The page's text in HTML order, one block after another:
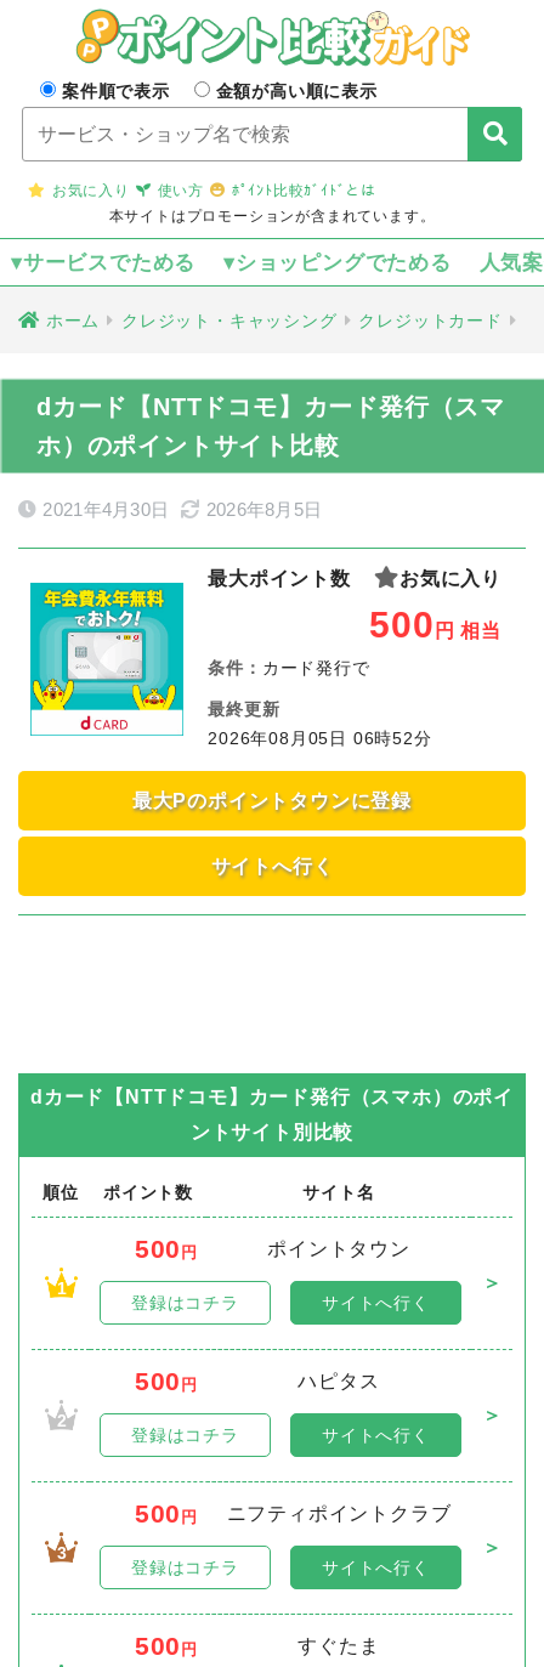
案件順で表示 金額が高い順に表示
お気に入り 使い方
ﾎﾟｲﾝﾄ比較ｶﾞｲﾄﾞとは
本サイトはプロモーションが含まれています。
▾サービスでためる ▾ショッピングでためる 人気
ホーム クレジット・キャッシング クレジットカード
dカード【NTTドコモ】カード発行（スマ
ホ）のポイントサイト比較
2021年4月30日 2026年8月5日
最大ポイント数 お気に入り
500 円 相当
条件： カード発行で
最終更新
2026年08月05日 06時52分
最大Pのポイントタウンに登録
サイトへ行く
dカード【NTTドコモ】カード発行（スマホ） のポイ
ントサイト別比較
順位 ポイント数 サイト名
1
500 円
ポイントタウン
＞
登録はコチラ サイトへ行く
2
500 円
ハピタス
＞
登録はコチラ サイトへ行く
3
500 円
ニフティポイントクラブ
＞
登録はコチラ サイトへ行く
500 円
すぐたま